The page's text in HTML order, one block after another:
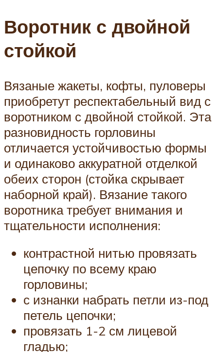
Воротник с двойной
стойкой
Вязаные жакеты, кофты, пуловеры
приобретут респектабельный вид с
воротником с двойной стойкой. Эта
разновидность горловины
отличается устойчивостью формы
и одинаково аккуратной отделкой
обеих сторон (стойка скрывает
наборной край). Вязание такого
воротника требует внимания и
тщательности исполнения:
контрастной нитью провязать
цепочку по всему краю
горловины;
с изнанки набрать петли из-под
петель цепочки;
провязать 1-2 см лицевой
гладью;